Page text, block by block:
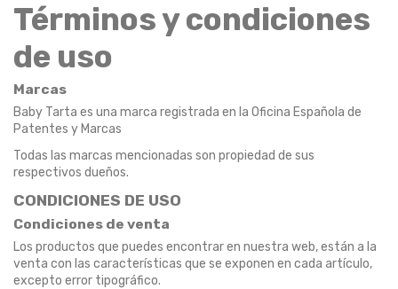
Términos y condiciones
de uso
Marcas
Baby Tarta es una marca registrada en la Oficina Española de
Patentes y Marcas
Todas las marcas mencionadas son propiedad de sus
respectivos dueños.
CONDICIONES DE USO
Condiciones de venta
Los productos que puedes encontrar en nuestra web, están a la
venta con las características que se exponen en cada artículo,
excepto error tipográfico.